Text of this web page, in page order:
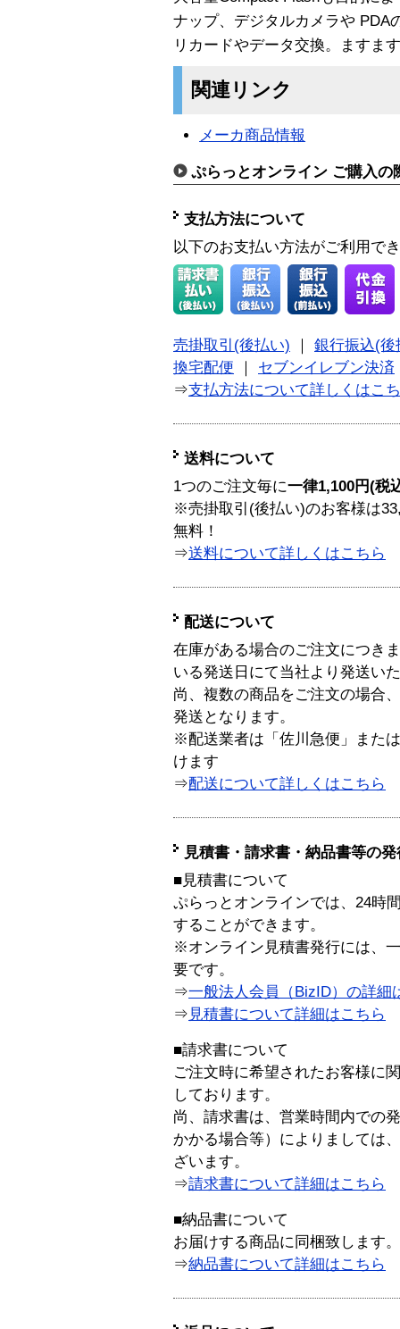
ナップ、デジタルカメラや PDA
リカードやデータ交換。ますま
関連リンク
メーカ商品情報
ぷらっとオンライン ご購入の
支払方法について
以下のお支払い方法がご利用で
売掛取引(後払い)
銀行振込(後
換宅配便
セブンイレブン決済
⇒支払方法について詳しくはこ
送料について
1つのご注文毎に一律1,100円(税
※売掛取引(後払い)のお客様は
無料！
⇒送料について詳しくはこちら
配送について
在庫がある場合のご注文につき
いる発送日にて当社より発送い
尚、複数の商品をご注文の場合
発送となります。
※配送業者は「佐川急便」また
けます
⇒配送について詳しくはこちら
見積書・請求書・納品書等の
■見積書について
ぷらっとオンラインでは、24時
することができます。
※オンライン見積書発行には、
要です。
⇒一般法人会員（BizID）の詳細
⇒ 見積書について詳細はこちら
■請求書について
ご注文時に希望されたお客様に
しております。
尚、請求書は、営業時間内での
かかる場合等）によりましては
ざいます。
⇒請求書について詳細はこちら
■納品書について
お届けする商品に同梱致します。
⇒納品書について詳細はこちら